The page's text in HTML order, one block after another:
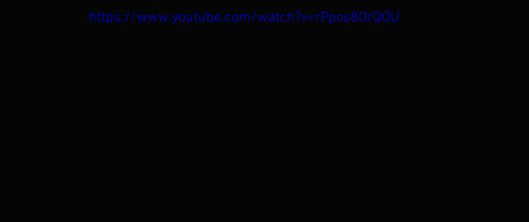
https://www.youtube.com/watch?v=rPpos8OrQOU